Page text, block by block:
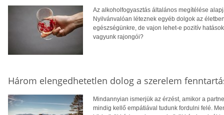
Az alkoholfogyasztás általános megítélése
Nyilvánvalóan léteznek egyéb dolgok az
egészségünkre, de vajon lehet-e pozitív
vagyunk rajongói?
Három elengedhetetlen dolog a szerelem
Mindannyian ismerjük az érzést, amikor a
mindig kellő empátiával tudunk fordulni felé.